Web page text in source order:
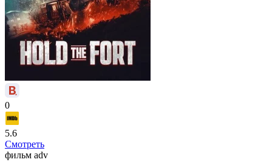
0
5.6
Смотреть
фильм adv